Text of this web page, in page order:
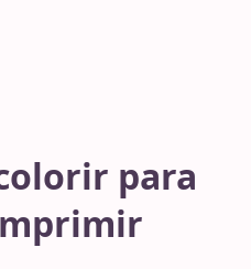
para